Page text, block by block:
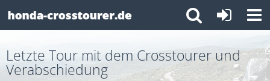
Letzte Tour mit dem Crosstourer und
Verabschiedung